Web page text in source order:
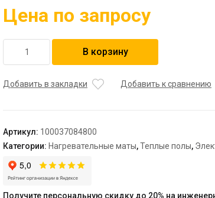
Цена по запросу
товара
нагревательный
Вт/2,00
кв.м
В корзину
Добавить в закладки Добавить к сравнению
Артикул: 100037084800
Категории: Нагревательные маты,Теплые полы,
Получите персональную скидку до 20% на